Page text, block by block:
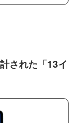
された「13イ